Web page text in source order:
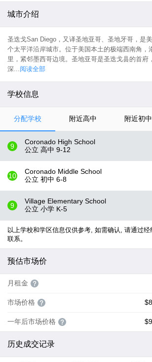
城市介绍
圣迭戈San Diego，又译圣地亚哥、圣地牙哥，是
个太平洋沿岸城市。位于美国本土的极端西南角，
里，紧邻墨西哥边境。圣地亚哥是圣迭戈县的首府
深...阅读全部
学校信息
分配学校 附近高中 附近初中
9
Coronado High School
公立 高中 9-12
10
Coronado Middle School
公立 初中 6-8
9
Village Elementary School
公立 小学 K-5
以上学校和学区信息仅供参考, 如需确认, 请通过
联系。
预估市场价
月租金
市场价格
一年后市场价格
历史成交记录